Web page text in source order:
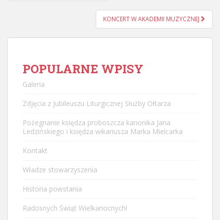
postu
KONCERT W AKADEMII MUZYCZNEJ
POPULARNE WPISY
Galeria
Zdjęcia z Jubileuszu Liturgicznej Służby Ołtarza
Pożegnanie księdza proboszcza kanonika Jana
Ledzińskiego i księdza wikariusza Marka Mielcarka
Kontakt
Władze stowarzyszenia
Historia powstania
Radosnych Świąt Wielkanocnych!